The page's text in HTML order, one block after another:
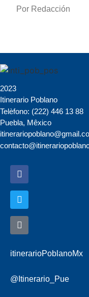
Por Redacción
2023
Itinerario Poblano
Telèfono: (222) 446 13 88
Puebla, Mêxico
itinerarioPoblanoMx
@Itinerario_Pue